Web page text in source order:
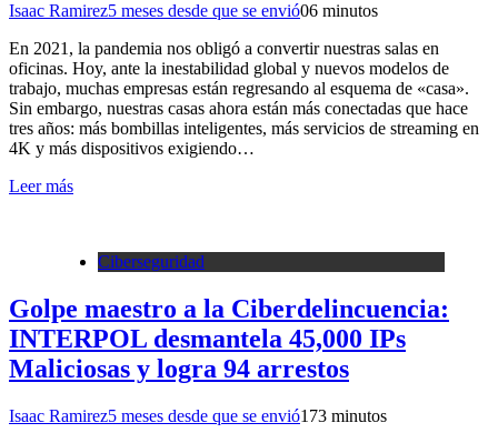
Isaac Ramirez5 meses desde que se envió06 minutos
En 2021, la pandemia nos obligó a convertir nuestras salas en
oficinas. Hoy, ante la inestabilidad global y nuevos modelos de
trabajo, muchas empresas están regresando al esquema de «casa».
Sin embargo, nuestras casas ahora están más conectadas que hace
tres años: más bombillas inteligentes, más servicios de streaming en
4K y más dispositivos exigiendo…
Leer más
Ciberseguridad
Golpe maestro a la Ciberdelincuencia:
INTERPOL desmantela 45,000 IPs
Maliciosas y logra 94 arrestos
Isaac Ramirez5 meses desde que se envió173 minutos